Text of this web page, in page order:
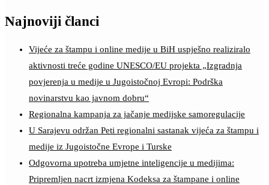
Najnoviji članci
Vijeće za štampu i online medije u BiH uspješno realiziralo
aktivnosti treće godine UNESCO/EU projekta „Izgradnja
povjerenja u medije u Jugoistočnoj Evropi: Podrška
novinarstvu kao javnom dobru“
Regionalna kampanja za jačanje medijske samoregulacije
U Sarajevu održan Peti regionalni sastanak vijeća za štampu i
medije iz Jugoistočne Evrope i Turske
Odgovorna upotreba umjetne inteligencije u medijima:
Pripremljen nacrt izmjena Kodeksa za štampane i online